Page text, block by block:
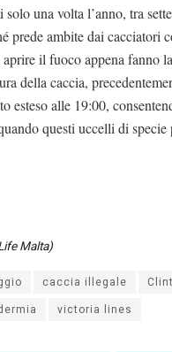
una volta l’anno, tra
prede ambite dai cacciatori
il fuoco appena fanno
della caccia,
esteso alle 19:00,
questi uccelli di specie
Malta)
caccia illegale
victoria lines